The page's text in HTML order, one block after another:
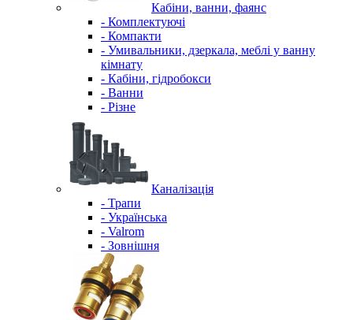
Кабіни, ванни, фаянс
- Комплектуючі
- Компакти
- Умивальники, дзеркала, меблі у ванну
кімнату
- Кабіни, гідробокси
- Ванни
- Різне
Каналізація
- Трапи
- Українська
- Valrom
- Зовнішня